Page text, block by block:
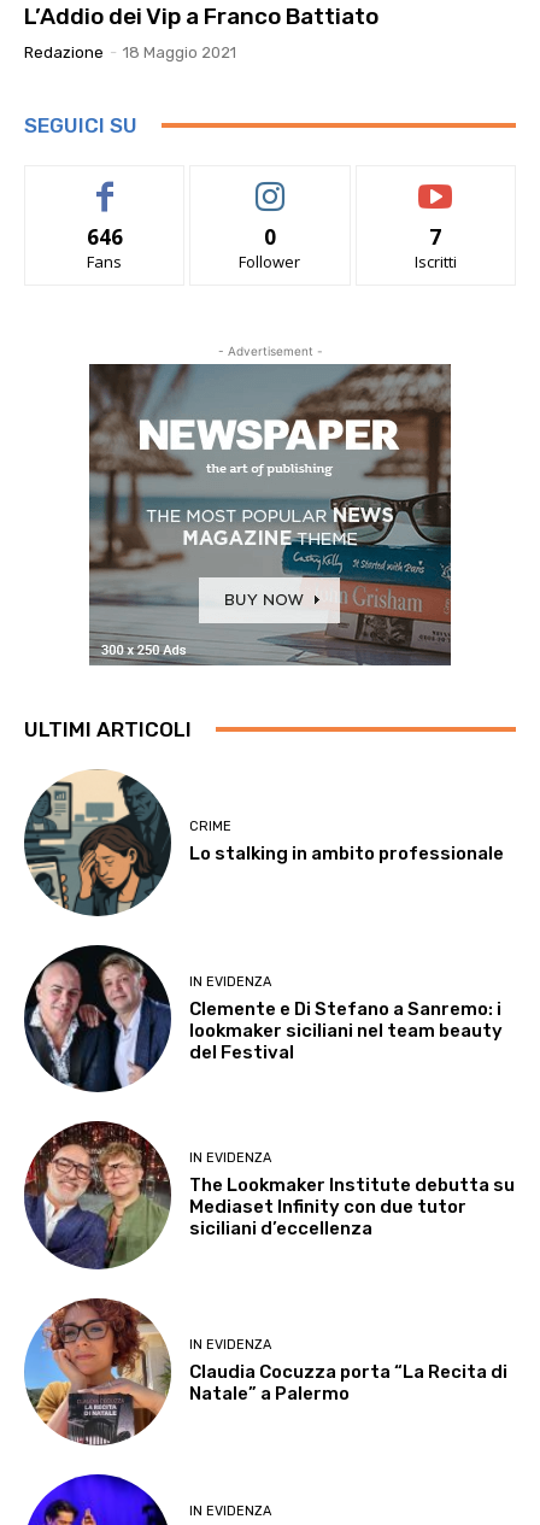
L’Addio dei Vip a Franco Battiato
Redazione - 18 Maggio 2021
SEGUICI SU
646
Fans
0
Follower
7
Iscritti
- Advertisement -
ULTIMI ARTICOLI
CRIME
Lo stalking in ambito professionale
IN EVIDENZA
Clemente e Di Stefano a Sanremo: i
lookmaker siciliani nel team beauty
del Festival
IN EVIDENZA
The Lookmaker Institute debutta su
Mediaset Infinity con due tutor
siciliani d’eccellenza
IN EVIDENZA
Claudia Cocuzza porta “La Recita di
Natale” a Palermo
IN EVIDENZA